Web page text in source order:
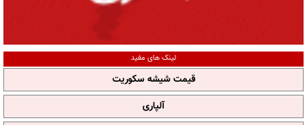
لینک های مفید
قیمت شیشه سکوریت
آلپاری